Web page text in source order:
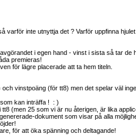
varför inte utnyttja det ? Varför uppfinna
i egen hand - vinst i sista så tar de
premieras!
för lägre placerade att ta hem titeln.
vinstpoäng (för tt8) men det spelar väl
kan inträffa ! : )
(men 25 som vi är nu återigen, är lika
dokument som visar på alla
för att öka spänning och deltagande!